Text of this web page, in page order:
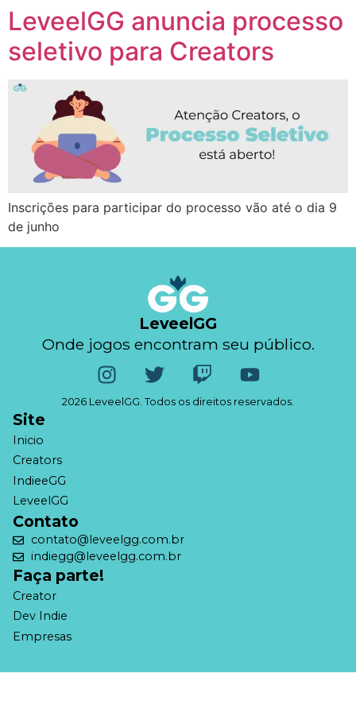
LeveelGG anuncia processo
seletivo para Creators
Inscrições para participar do processo vão até o dia 9
de junho
LeveelGG
Onde jogos encontram seu público.
2026 LeveelGG. Todos os direitos reservados.
Site
Inicio
Creators
IndieeGG
LeveelGG
Contato
contato@leveelgg.com.br
indiegg@leveelgg.com.br
Faça parte!
Creator
Dev Indie
Empresas